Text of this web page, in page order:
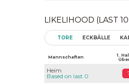
LIKELIHOOD (LAST
TORE ECKBÄLLE
Mannschaften
1.
Heim
Based on last 0